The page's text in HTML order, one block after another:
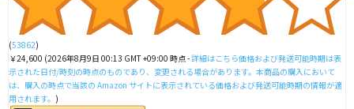
(53862)
￥24,600 (2026年8月9日 00:13 GMT +09:00 時点 -詳細はこちら価格および発送可能時期は表
示された日付/時刻の時点のものであり、変更される場合があります。本商品の購入において
は、購入の時点で当該の Amazon サイトに表示されている価格および発送可能時期の情報が適
用されます。 )